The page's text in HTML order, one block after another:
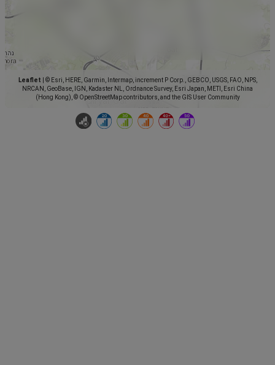
Leaflet
© Esri, HERE, Garmin, Intermap, increment P Corp., GEBCO, USGS, FAO, NPS,
NRCAN, GeoBase, IGN, Kadaster NL, Ordnance Survey, Esri Japan, METI, Esri China
(Hong Kong), © OpenStreetMap contributors, and the GIS User Community